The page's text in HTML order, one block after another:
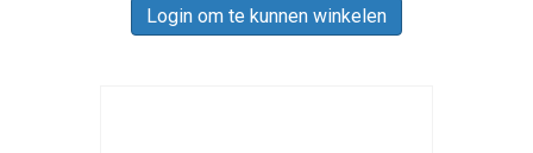
Login om te kunnen winkelen